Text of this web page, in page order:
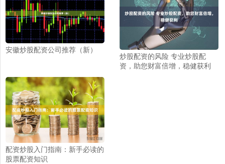
安徽炒股配资公司推荐（新）
炒股配资的风险 专业炒股配
资，助您财富倍增，稳健获利
配资炒股入门指南：新手必读的
股票配资知识